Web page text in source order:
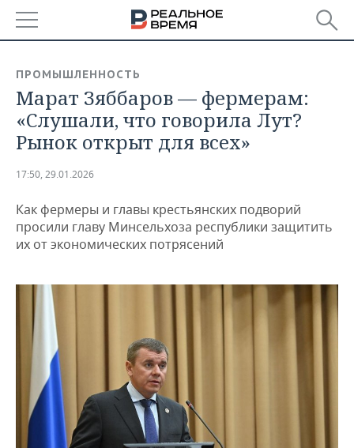
БАШКОРТОСТАН
ТАТАРСТАН
НОВОСТИ
АНАЛИТИКА
ДЕКЛАРАЦИИ О ДОХОДАХ
КОРОЛИ ГОСЗАКАЗА ПФО
КОМУ ПРИНАДЛЕЖАТ
ТОРГОВЫЕ ЦЕНТРЫ
ТАТАРСТАНА
НОВОСТИ ЭКОНОМИКИ
ФИНАНСЫ
БЮДЖЕТ
ИНВЕСТИЦИИ
ПРОМЫШЛЕННОСТЬ
НОВОСТИ
ПРОМЫШЛЕННОСТИ
АГРОПРОМ
МАШИНОСТРОЕНИЕ
НЕФТЕХИМИЯ
НЕФТЬ
ОПК
НЕДВИЖИМОСТЬ
НОВОСТИ АВТО
БИЗНЕС
НОВОСТИ БИЗНЕСА
РОЗНИЧНАЯ ТОРГОВЛЯ
ТРАНСПОРТ
ТЕХНОЛОГИИ
НОВОСТИ ТЕХНОЛОГИЙ
IT
МЕРОПРИЯТИЯ
НОВОСТИ МЕРОПРИЯТИЙ
СПОРТ
ПРОМЫШЛЕННОСТЬ
Марат Зяббаров — фермерам:
«Слушали, что говорила Лут?
Рынок открыт для всех»
17:50, 29.01.2026
Как фермеры и главы крестьянских подворий
просили главу Минсельхоза республики защитить
их от экономических потрясений